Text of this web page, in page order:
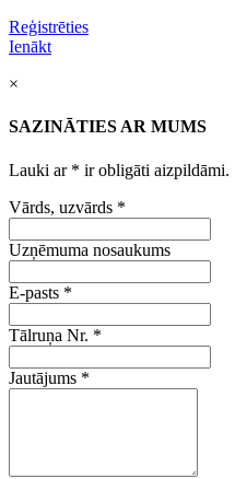
Reģistrēties
Ienākt
×
SAZINĀTIES AR MUMS
Lauki ar * ir obligāti aizpildāmi.
Vārds, uzvārds *
Uzņēmuma nosaukums
E-pasts *
Tālruņa Nr. *
Jautājums *